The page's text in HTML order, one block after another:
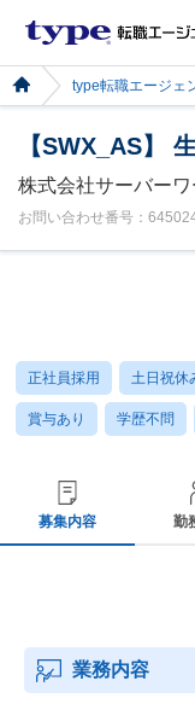
type転職エージェ
【SWX_AS】
株式会社サーバーワ
お問い合わせ番号：
正社員採用 土日祝休
賞与あり 学歴不問
募集内容 勤
業務内容